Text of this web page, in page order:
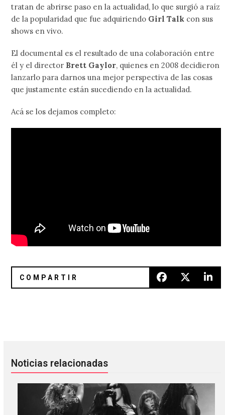
tratan de abrirse paso en la actualidad, lo que surgió a raíz
de la popularidad que fue adquiriendo Girl Talk con sus
shows en vivo.
El documental es el resultado de una colaboración entre
él y el director Brett Gaylor, quienes en 2008 decidieron
lanzarlo para darnos una mejor perspectiva de las cosas
que justamente están sucediendo en la actualidad.
Acá se los dejamos completo:
Noticias relacionadas